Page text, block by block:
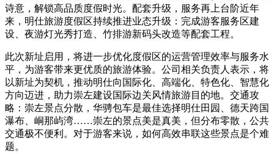
诗意，解锁高品质度假时光。配套升级，服务再上台阶近年
来，明仕旅游度假区持续推进业态升级：完成游客服务区建
设、夜游灯光秀打造、竹排游新码头改造等配套工程。
此次新址启用，将进一步优化度假区的运营管理效率与服务水
平，为游客带来更优质的旅游体验。公司相关负责人表示，将
以新址为契机，推动明仕向国际化、高端化、特色化、智慧化
方向迈进，助力崇左建设国际边关风情旅游目的地。交通攻
略：崇左景点分散，华骋包车是最佳选择明仕田园、德天跨国
瀑布、峒那屿湾……崇左的景点美是真美，但分布零散，公共
交通极不便利。对于游客来说，如何高效串联这些景点是个难
题。